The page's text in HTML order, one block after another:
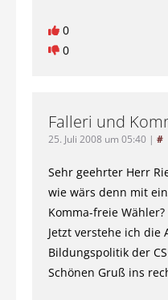
0
0
Falleri und
25. Juli 2008 um 05:40 | #
Sehr geehrter Herr
wie wärs denn mit
Komma-freie Wähler?
Jetzt verstehe ich
Bildungspolitik der
Schönen Gruß ins